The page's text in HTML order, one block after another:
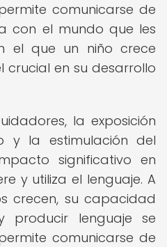
comunicarse de
con el mundo que les
el que un niño crece
en su desarrollo
la exposición
y la estimulación del
significativo en
y utiliza el lenguaje. A
crecen, su capacidad
producir lenguaje se
comunicarse de